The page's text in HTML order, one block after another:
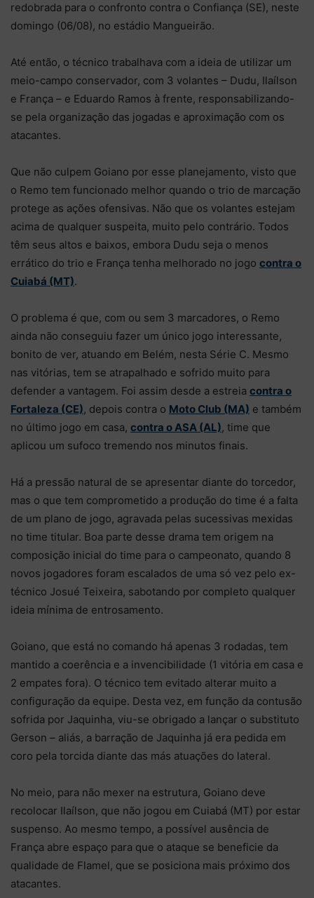
redobrada para o confronto contra o Confiança (SE), neste
domingo (06/08), no estádio Mangueirão.
Até então, o técnico trabalhava com a ideia de utilizar um
meio-campo conservador, com 3 volantes – Dudu, Ilaílson
e França – e Eduardo Ramos à frente, responsabilizando-
se pela organização das jogadas e aproximação com os
atacantes.
Que não culpem Goiano por esse planejamento, visto que
o Remo tem funcionado melhor quando o trio de marcação
protege as ações ofensivas. Não que os volantes estejam
acima de qualquer suspeita, muito pelo contrário. Todos
têm seus altos e baixos, embora Dudu seja o menos
errático do trio e França tenha melhorado no jogo contra o
Cuiabá (MT).
O problema é que, com ou sem 3 marcadores, o Remo
ainda não conseguiu fazer um único jogo interessante,
bonito de ver, atuando em Belém, nesta Série C. Mesmo
nas vitórias, tem se atrapalhado e sofrido muito para
defender a vantagem. Foi assim desde a estreia contra o
Fortaleza (CE), depois contra o Moto Club (MA) e também
no último jogo em casa, contra o ASA (AL), time que
aplicou um sufoco tremendo nos minutos finais.
Há a pressão natural de se apresentar diante do torcedor,
mas o que tem comprometido a produção do time é a falta
de um plano de jogo, agravada pelas sucessivas mexidas
no time titular. Boa parte desse drama tem origem na
composição inicial do time para o campeonato, quando 8
novos jogadores foram escalados de uma só vez pelo ex-
técnico Josué Teixeira, sabotando por completo qualquer
ideia mínima de entrosamento.
Goiano, que está no comando há apenas 3 rodadas, tem
mantido a coerência e a invencibilidade (1 vitória em casa e
2 empates fora). O técnico tem evitado alterar muito a
configuração da equipe. Desta vez, em função da contusão
sofrida por Jaquinha, viu-se obrigado a lançar o substituto
Gerson – aliás, a barração de Jaquinha já era pedida em
coro pela torcida diante das más atuações do lateral.
No meio, para não mexer na estrutura, Goiano deve
recolocar Ilaílson, que não jogou em Cuiabá (MT) por estar
suspenso. Ao mesmo tempo, a possível ausência de
França abre espaço para que o ataque se beneficie da
qualidade de Flamel, que se posiciona mais próximo dos
atacantes.